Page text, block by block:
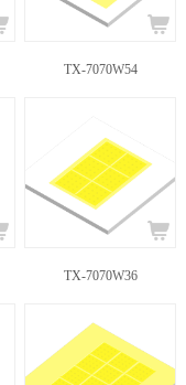
TX-7070W54
TX-7070W36